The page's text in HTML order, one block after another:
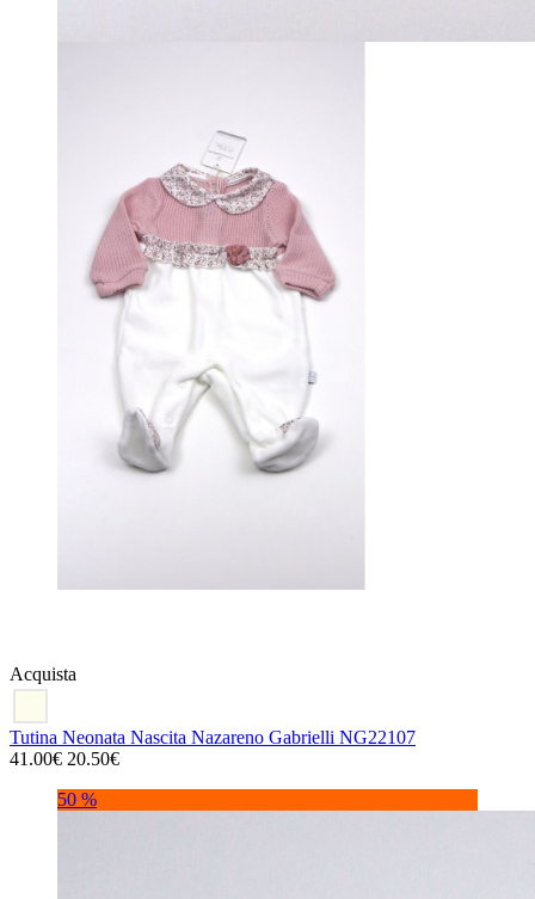
Acquista
Tutina Neonata Nascita Nazareno Gabrielli NG22107
41.00€ 20.50€
50 %